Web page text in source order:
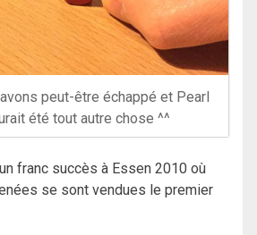
peut-être échappé et Pearl
été tout autre chose ^^
franc succès à Essen 2010 où
se sont vendues le premier